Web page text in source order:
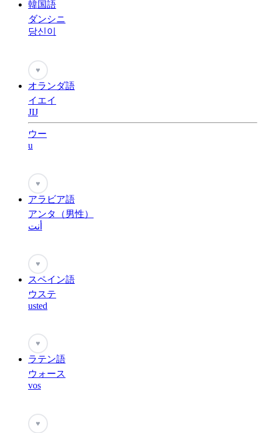
韓国語
ダンシニ
당신이
♥
オランダ語
イエイ
JIJ
ウー
u
♥
アラビア語
アンタ（男性）
أنت
♥
スペイン語
ウステ
usted
♥
ラテン語
ウォース
vos
♥